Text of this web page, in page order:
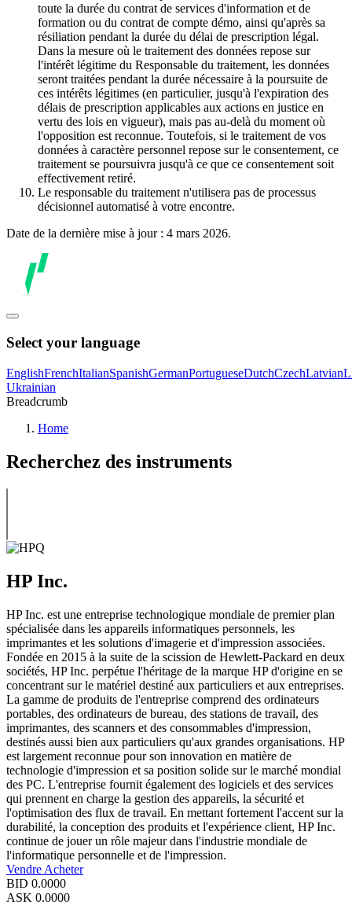
toute la durée du contrat de services d'information et de
formation ou du contrat de compte démo, ainsi qu'après sa
résiliation pendant la durée du délai de prescription légal.
Dans la mesure où le traitement des données repose sur
l'intérêt légitime du Responsable du traitement, les données
seront traitées pendant la durée nécessaire à la poursuite de
ces intérêts légitimes (en particulier, jusqu'à l'expiration des
délais de prescription applicables aux actions en justice en
vertu des lois en vigueur), mais pas au-delà du moment où
l'opposition est reconnue. Toutefois, si le traitement de vos
données à caractère personnel repose sur le consentement, ce
traitement se poursuivra jusqu'à ce que ce consentement soit
effectivement retiré.
Le responsable du traitement n'utilisera pas de processus
décisionnel automatisé à votre encontre.
Date de la dernière mise à jour : 4 mars 2026.
Select your language
EnglishFrenchItalianSpanishGermanPortugueseDutchCzechLatvian
Ukrainian
Breadcrumb
Home
Recherchez des instruments
HP Inc.
HP Inc. est une entreprise technologique mondiale de premier plan
spécialisée dans les appareils informatiques personnels, les
imprimantes et les solutions d'imagerie et d'impression associées.
Fondée en 2015 à la suite de la scission de Hewlett-Packard en deux
sociétés, HP Inc. perpétue l'héritage de la marque HP d'origine en se
concentrant sur le matériel destiné aux particuliers et aux entreprises.
La gamme de produits de l'entreprise comprend des ordinateurs
portables, des ordinateurs de bureau, des stations de travail, des
imprimantes, des scanners et des consommables d'impression,
destinés aussi bien aux particuliers qu'aux grandes organisations. HP
est largement reconnue pour son innovation en matière de
technologie d'impression et sa position solide sur le marché mondial
des PC. L'entreprise fournit également des logiciels et des services
qui prennent en charge la gestion des appareils, la sécurité et
l'optimisation des flux de travail. En mettant fortement l'accent sur la
durabilité, la conception des produits et l'expérience client, HP Inc.
continue de jouer un rôle majeur dans l'industrie mondiale de
l'informatique personnelle et de l'impression.
Vendre Acheter
BID 0.0000
ASK 0.0000